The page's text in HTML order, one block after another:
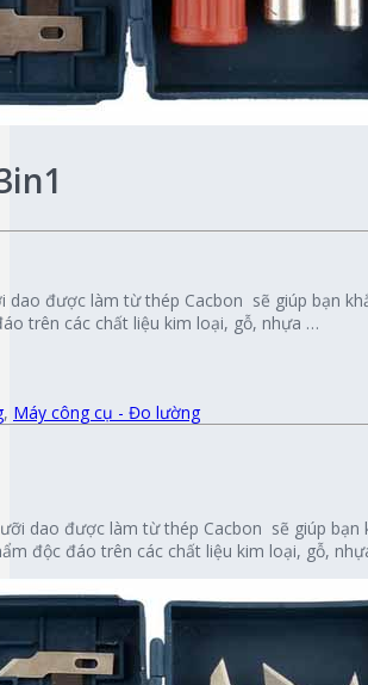
dao được làm từ thép Cacbon sẽ giúp bạn
trên các chất liệu kim loại, gỗ, nhựa …
, Máy công cụ - Đo lường
dao được làm từ thép Cacbon sẽ giúp bạn
độc đáo trên các chất liệu kim loại, gỗ,